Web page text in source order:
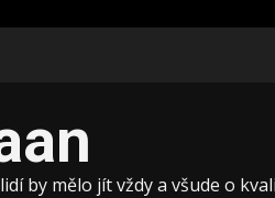
by mělo jít vždy a všude o